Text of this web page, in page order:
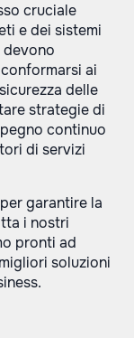
cruciale
e dei sistemi
devono
ai
delle
strategie di
continuo
di servizi
garantire la
i nostri
pronti ad
soluzioni